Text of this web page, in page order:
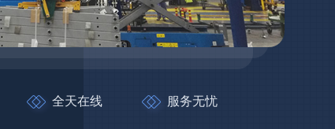
全天在线 服务无忧